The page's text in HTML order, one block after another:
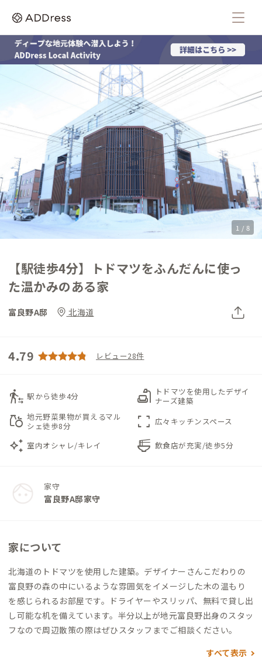
1 / 8
【駅徒歩4分】トドマツをふんだんに使っ
た温かみのある家
富良野A邸 北海道
4.79 レビュー28件
transfer_within_a_station 駅から徒歩4分 scene トドマツを使用したデザイ
ナーズ建築
grocery 地元野菜果物が買えるマル
シェ徒歩8分
fullscreen 広々キッチンスペース
auto_awesome 室内オシャレ/キレイ ramen_dining 飲食店が充実/徒歩5分
家守
富良野A邸家守
家について
北海道のトドマツを使用した建築。デザイナーさんこだわりの
富良野の森の中にいるような雰囲気をイメージした木の温もり
を感じられるお部屋です。ドライヤーやスリッパ、無料で貸し出
し可能な机を備えています。半分以上が地元富良野出身のスタッ
フなので周辺散策の際はぜひスタッフまでご相談ください。
すべて表示